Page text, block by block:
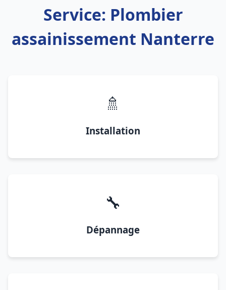
Service: Plombier
assainissement Nanterre
🚿
Installation
🔧
Dépannage